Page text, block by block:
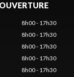
8h00 - 17h30
8h00 - 17h30
8h00 - 17h30
8h00 - 17h30
8h00 - 17h30